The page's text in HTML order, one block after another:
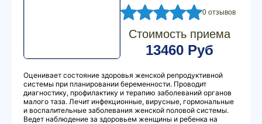
0 отзывов
Стоимость приема
13460 Руб
Оценивает состояние здоровья женской репродуктивной
системы при планировании беременности. Проводит
диагностику, профилактику и терапию заболеваний органов
малого таза. Лечит инфекционные, вирусные, гормональные
и воспалительные заболевания женской половой системы.
Ведет наблюдение за здоровьем женщины и ребенка на